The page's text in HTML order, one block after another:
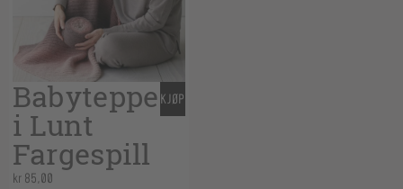
Babyteppe
i Lunt
Fargespill
kr85,00
KJØP